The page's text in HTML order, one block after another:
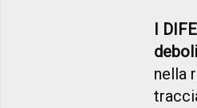
I
deboli
nella